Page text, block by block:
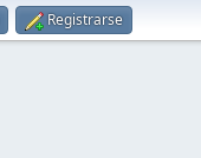
Registrarse